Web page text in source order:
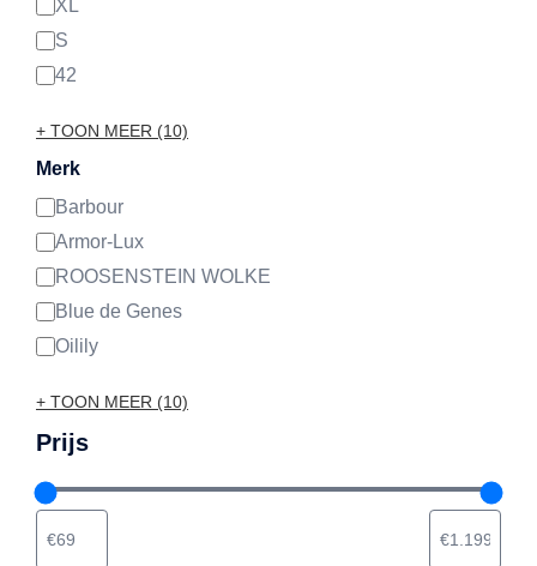
XL
S
42
+ TOON MEER (10)
Merk
Merk
Barbour
Armor-Lux
ROOSENSTEIN WOLKE
Blue de Genes
Oilily
+ TOON MEER (10)
Prijs